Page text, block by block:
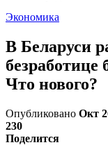
Экономика
В Беларуси
безработице
Что нового?
Опубликовано Окт
230
Поделится